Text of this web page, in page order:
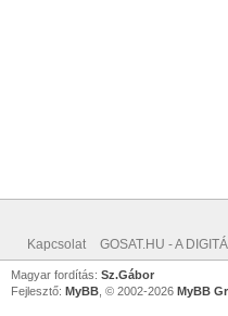
Kapcsolat GOSAT.HU - A
Magyar fordítás: Sz.Gábor
Fejlesztő: MyBB , © 2002-2026 MyBB